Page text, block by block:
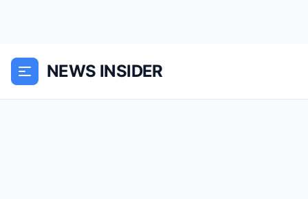
NEWS INSIDER